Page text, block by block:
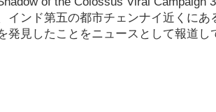
インド第五の都市チェンナイ近くに
発見したことをニュースとして報道し